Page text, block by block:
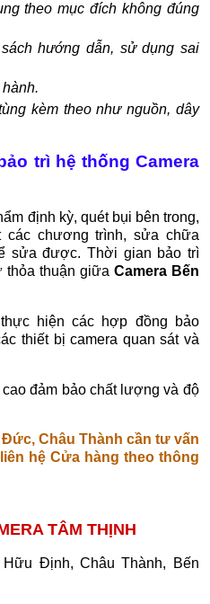
theo mục đích không đúng
hướng dẫn, sử dụng sai
kèm theo như nguồn, dây
trì hệ thống Camera
định kỳ, quét bụi bên trong,
các chương trình, sửa chữa
sửa được. Thời gian bảo trì
thỏa thuận giữa Camera Bến
hiện các hợp đồng bảo
thiết bị camera quan sát và
đảm bảo chất lượng và độ
Châu Thành cần tư vấn
hệ Cửa hàng theo thông
TÂM THỊNH
Định, Châu Thành, Bến